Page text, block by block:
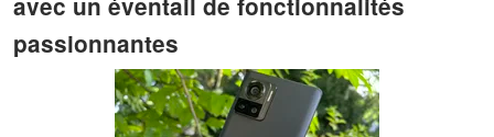
passionnantes